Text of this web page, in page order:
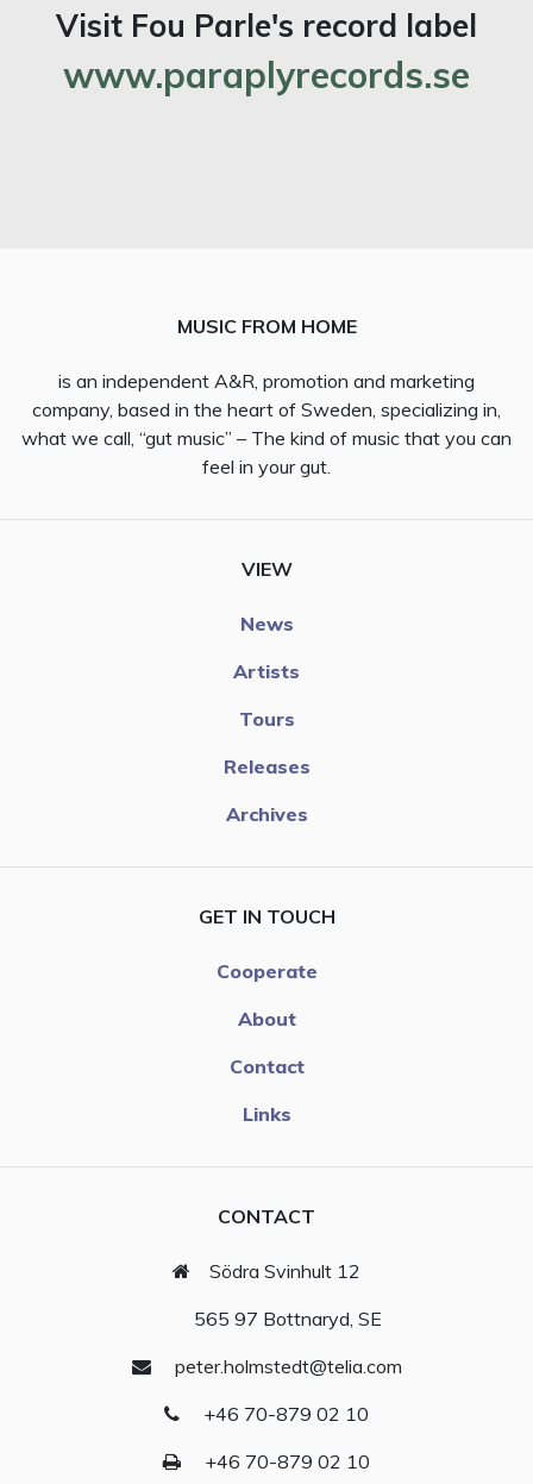
Visit Fou Parle's record label
www.paraplyrecords.se
MUSIC FROM HOME
is an independent A&R, promotion and marketing
company, based in the heart of Sweden, specializing in,
what we call, “gut music” – The kind of music that you can
feel in your gut.
VIEW
News
Artists
Tours
Releases
Archives
GET IN TOUCH
Cooperate
About
Contact
Links
CONTACT
Södra Svinhult 12
565 97 Bottnaryd, SE
peter.holmstedt@telia.com
+46 70-879 02 10
+46 70-879 02 10